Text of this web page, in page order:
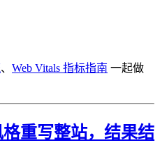
、 Web Vitals 指标指南 一起做
重写整站，结果结